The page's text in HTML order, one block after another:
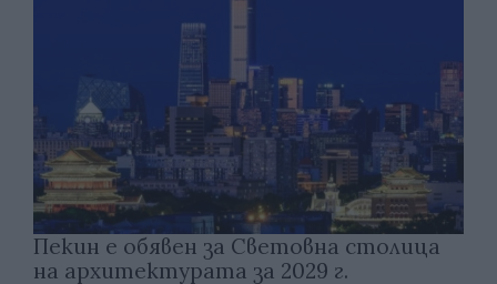
Пекин е обявен за Световна столица
на архитектурата за 2029 г.